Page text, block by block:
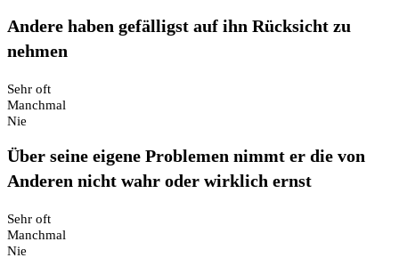
Andere haben gefälligst auf ihn Rücksicht zu
nehmen
Sehr oft
Manchmal
Nie
Über seine eigene Problemen nimmt er die von
Anderen nicht wahr oder wirklich ernst
Sehr oft
Manchmal
Nie